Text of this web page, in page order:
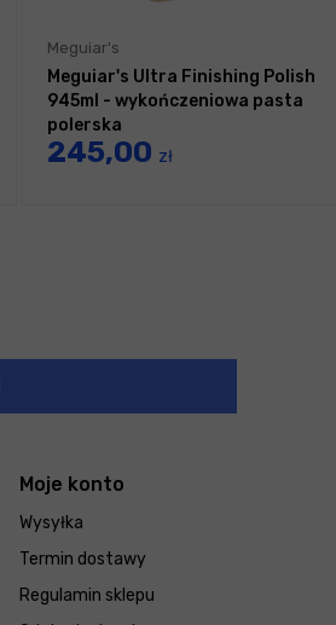
Meguiar's
Meguiar's Ultra Finishing Polish
945ml - wykończeniowa pasta
polerska
245,00 zł
Moje konto
Wysyłka
Termin dostawy
Regulamin sklepu